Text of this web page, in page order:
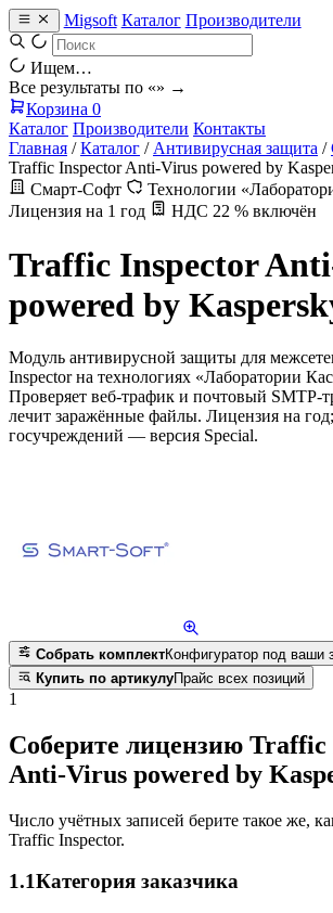
Migsoft Каталог Производители
Ищем…
Все результаты по «» →
Корзина 0
Каталог Производители Контакты
Главная / Каталог / Антивирусная защита /
Traffic Inspector Anti-Virus powered by
Смарт-Софт
Технологии
Лицензия на 1 год
НДС 22 % включён
Traffic Inspector
powered by
Модуль антивирусной защиты для
Inspector на технологиях «Лаборатории
Проверяет веб-трафик и почтовый SMTP-
лечит заражённые файлы. Лицензия на
госучреждений — версия Special.
Собрать комплектКонфигуратор под ваши
Купить по артикулуПрайс всех позиций
1
Соберите лицензию Traffic
Anti-Virus powered by
Число учётных записей берите такое же,
Traffic Inspector.
1.1Категория заказчика